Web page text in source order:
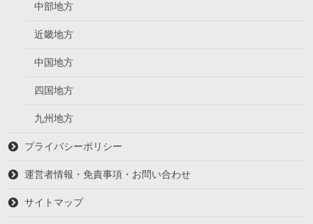
中部地方
近畿地方
中国地方
四国地方
九州地方
プライバシーポリシー
運営者情報・免責事項・お問い合わせ
サイトマップ